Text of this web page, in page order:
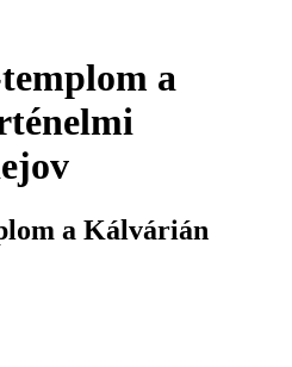
a
a Kálvárián